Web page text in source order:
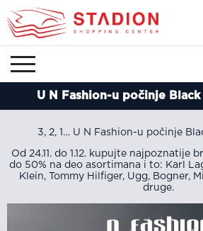
U N Fashion-u počinje
3, 2, 1… U N Fashion-u počinje
Od 24.11. do 1.12. kupujte najpoznatije
do 50% na deo asortimana i to: Karl
Klein, Tommy Hilfiger, Ugg, Bogner,
druge.